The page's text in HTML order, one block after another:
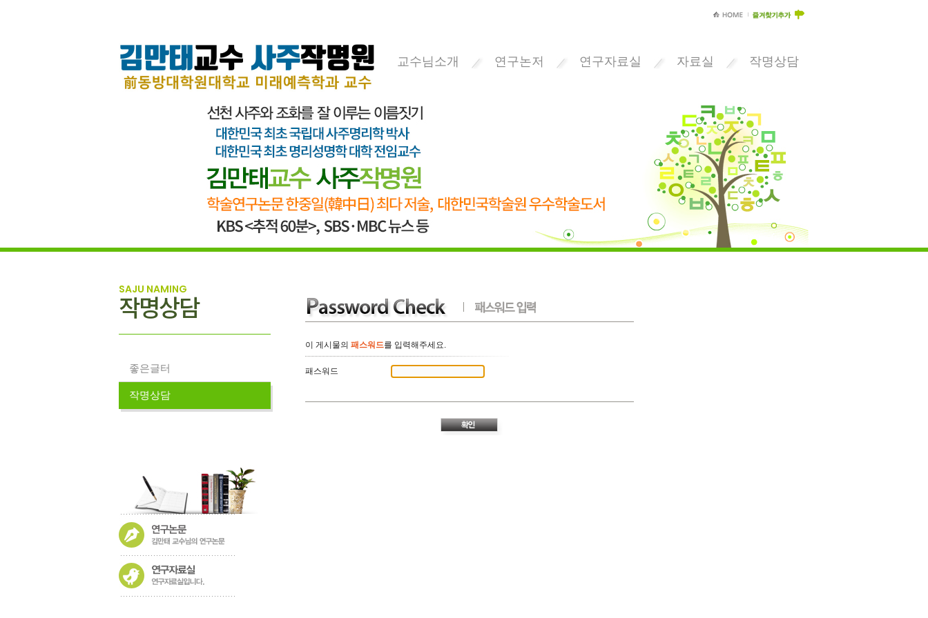
교수님소개 연구논저 연구자료실 자료실 작명상담
SAJU NAMING
작명상담
좋은글터
작명상담
이 게시물의 패스워드를 입력해주세요.
패스워드